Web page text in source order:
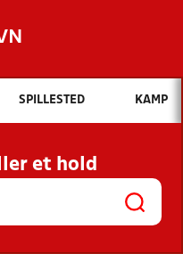
Hvad vil du søge efter?
OG NYHEDER
KLUBBER OG
SPILLESTED KAMP
et hold